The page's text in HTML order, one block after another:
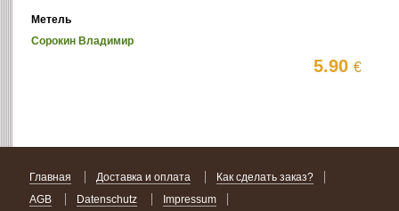
Метель
Сорокин Владимир
5.90€
Главная Доставка и оплата
Как сделать заказ?
AGB
Datenschutz Impressum